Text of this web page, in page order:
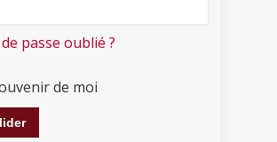
passe oublié ?
de moi